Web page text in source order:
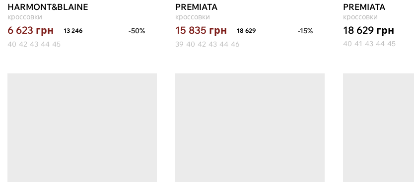
HARMONT&BLAINE
кроссовки
6 623 грн 13 246
-50%
40 42 43 44 45
PREMIATA
кроссовки
15 835 грн 18 629
-15%
39 40 42 43 44 46
PREMIATA
кроссовки
18 629 грн
40 41 43 44 45